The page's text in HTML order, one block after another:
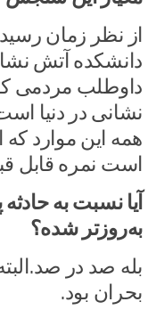
از نظر زمان
دانشکده آتش
داوطلب مردمی
نشانی در دنیا
همه این موارد که
است نمره قابل
آیا نسبت به
به‌روزتر شده؟
بله صد در
بحران بود.